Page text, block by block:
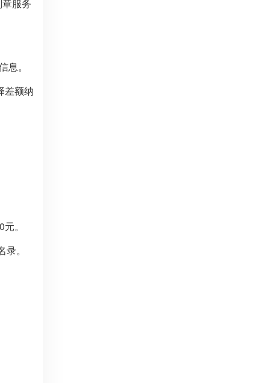
服务
。
差额纳
。
。